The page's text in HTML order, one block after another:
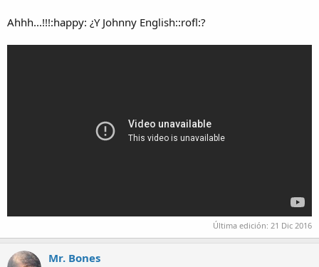
Ahhh...!!!:happy: ¿Y Johnny English::rofl:?
Última edición: 21 Dic 2016
Mr. Bones